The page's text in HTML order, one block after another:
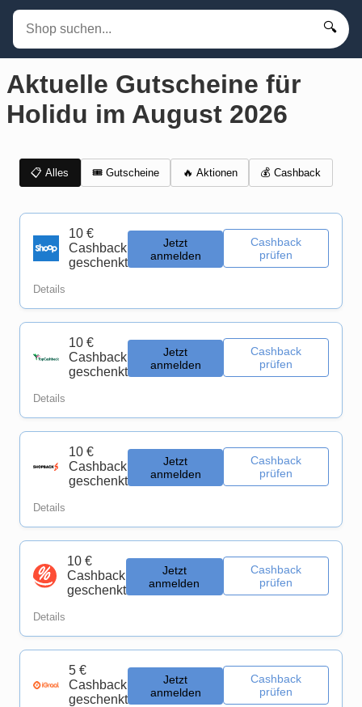
🔍
Aktuelle Gutscheine für
Holidu im August 2026
📋 Alles 🎟️ Gutscheine 🔥 Aktionen 💰 Cashback
10 €
Cashback
geschenkt
Jetzt
anmelden
Cashback
prüfen
Details
10 €
Cashback
geschenkt
Jetzt
anmelden
Cashback
prüfen
Details
10 €
Cashback
geschenkt
Jetzt
anmelden
Cashback
prüfen
Details
10 €
Cashback
geschenkt
Jetzt
anmelden
Cashback
prüfen
Details
5 €
Cashback
geschenkt
Jetzt
anmelden
Cashback
prüfen